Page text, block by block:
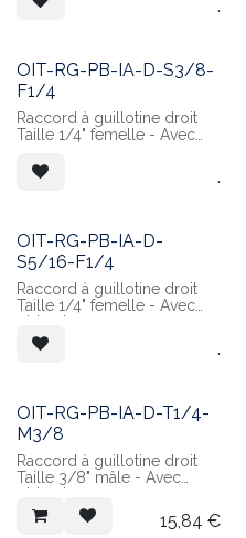
tube 3/16" Ext
- Guillotine en Inox 304
.
OIT-RG-PB-IA-D-S3/8-
F1/4
Raccord à guillotine droit
Taille 1/4" femelle - Avec
Raccordement sapin pour
tube 3/8" Ext
- Guillotine en Inox 304
.
OIT-RG-PB-IA-D-
S5/16-F1/4
Raccord à guillotine droit
Taille 1/4" femelle - Avec
obturateur
Raccordement sapin pour
tube 5/16" Ext
- Guillotine en Inox 304
.
OIT-RG-PB-IA-D-T1/4-
M3/8
Raccord à guillotine droit
Taille 3/8" mâle - Avec
obturateur
Raccordement instantané
pour tube 1/4" Ext
15,84 €